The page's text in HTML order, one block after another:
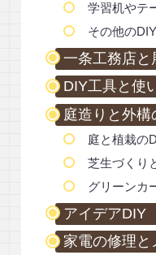
学習机やテ
その他の
一条工務店と
DIY工具と使
庭造りと外構
庭と植栽の
芝生づくり
グリーンカ
アイデアDIY
家電の修理と